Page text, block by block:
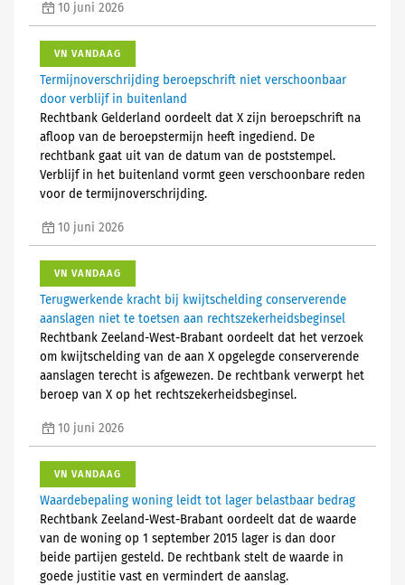
10 juni 2026
VN VANDAAG
Termijnoverschrijding beroepschrift niet verschoonbaar
door verblijf in buitenland
Rechtbank Gelderland oordeelt dat X zijn beroepschrift na
afloop van de beroepstermijn heeft ingediend. De
rechtbank gaat uit van de datum van de poststempel.
Verblijf in het buitenland vormt geen verschoonbare reden
voor de termijnoverschrijding.
10 juni 2026
VN VANDAAG
Terugwerkende kracht bij kwijtschelding conserverende
aanslagen niet te toetsen aan rechtszekerheidsbeginsel
Rechtbank Zeeland-West-Brabant oordeelt dat het verzoek
om kwijtschelding van de aan X opgelegde conserverende
aanslagen terecht is afgewezen. De rechtbank verwerpt het
beroep van X op het rechtszekerheidsbeginsel.
10 juni 2026
VN VANDAAG
Waardebepaling woning leidt tot lager belastbaar bedrag
Rechtbank Zeeland-West-Brabant oordeelt dat de waarde
van de woning op 1 september 2015 lager is dan door
beide partijen gesteld. De rechtbank stelt de waarde in
goede justitie vast en vermindert de aanslag.